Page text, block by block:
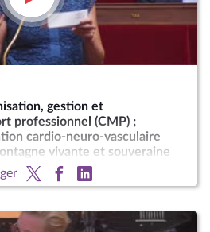
gestion et
professionnel (CMP) ;
cardio-neuro-vasculaire
vivante et souveraine